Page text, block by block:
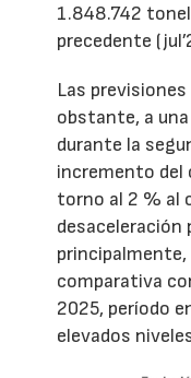
1.848.742
precedente
Las
obstante, a
durante la
incremento del
torno al 2 % al
desaceleración
comparativa
2025, período
elevados